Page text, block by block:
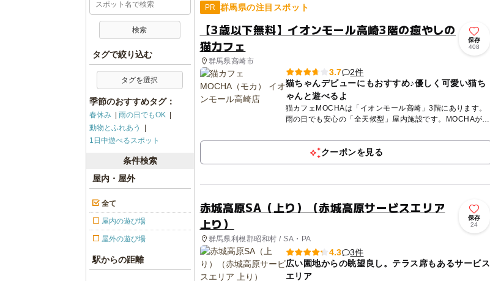
PR 群馬県の注目スポット
【3歳以下無料】イオンモール高崎3階の癒やしの
猫カフェ
群馬県高崎市
保存
408
3.7
2件
猫ちゃんデビューにもおすすめ♪優しく可愛い猫ち
ゃんと遊べるよ
猫カフェMOCHAは「イオンモール高崎」3階にあります。
雨の日でも安心の「全天候型」屋内施設です。MOCHAが目
ができる...
クーポンを見る
赤城高原SA（上り）（赤城高原サービスエリア
上り）
群馬県利根郡昭和村 / SA・PA
保存
24
4.3
3件
広い園地からの眺望良し。テラス席もあるサービス
エリア
タグで絞り込む
タグを選択
季節のおすすめタグ：
春休み
雨の日でもOK
動物とふれあう
1日中遊べるスポット
条件検索
屋内・屋外
全て
屋内の遊び場
屋外の遊び場
駅からの距離